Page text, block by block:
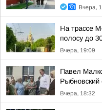
Вчера,
На трассе
полосу до
Вчера, 19:09
Павел
Рыбновский
Вчера, 18:32